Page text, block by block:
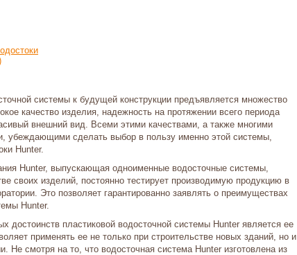
системы к будущей конструкции предъявляется множество
качество изделия, надежность на протяжении всего периода
внешний вид. Всеми этими качествами, а также многими
убеждающими сделать выбор в пользу именно этой системы,
Hunter.
Hunter, выпускающая одноименные водосточные системы,
своих изделий, постоянно тестирует производимую продукцию в
Это позволяет гарантированно заявлять о преимуществах
Hunter.
достоинств пластиковой водосточной системы Hunter является ее
применять ее не только при строительстве новых зданий, но и
Не смотря на то, что водосточная система Hunter изготовлена из